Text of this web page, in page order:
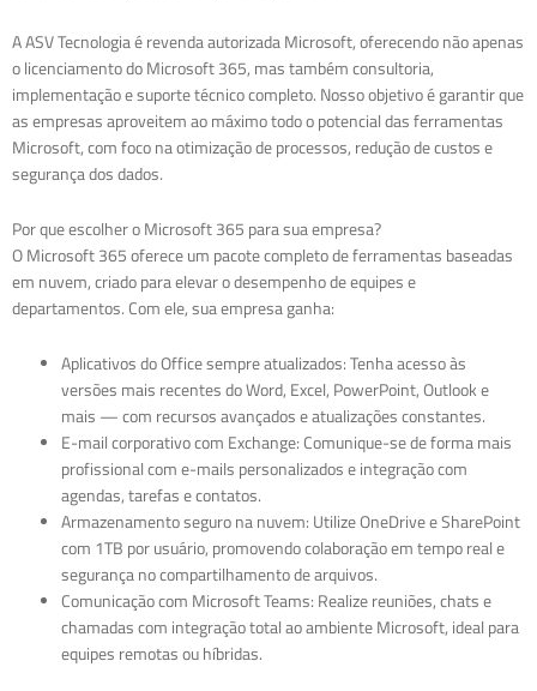
A ASV Tecnologia é revenda autorizada Microsoft, oferecendo não apenas
o licenciamento do Microsoft 365, mas também consultoria,
implementação e suporte técnico completo. Nosso objetivo é garantir que
as empresas aproveitem ao máximo todo o potencial das ferramentas
Microsoft, com foco na otimização de processos, redução de custos e
segurança dos dados.
Por que escolher o Microsoft 365 para sua empresa?
O Microsoft 365 oferece um pacote completo de ferramentas baseadas
em nuvem, criado para elevar o desempenho de equipes e
departamentos. Com ele, sua empresa ganha:
Aplicativos do Office sempre atualizados: Tenha acesso às
versões mais recentes do Word, Excel, PowerPoint, Outlook e
mais — com recursos avançados e atualizações constantes.
E-mail corporativo com Exchange: Comunique-se de forma mais
profissional com e-mails personalizados e integração com
agendas, tarefas e contatos.
Armazenamento seguro na nuvem: Utilize OneDrive e SharePoint
com 1TB por usuário, promovendo colaboração em tempo real e
segurança no compartilhamento de arquivos.
Comunicação com Microsoft Teams: Realize reuniões, chats e
chamadas com integração total ao ambiente Microsoft, ideal para
equipes remotas ou híbridas.